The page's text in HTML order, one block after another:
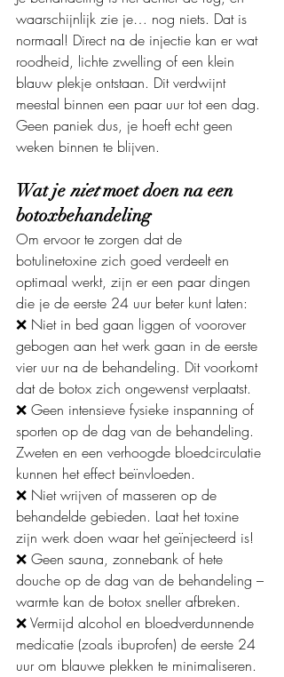
waarschijnlijk zie je… nog niets. Dat is
normaal! Direct na de injectie kan er wat
roodheid, lichte zwelling of een klein
blauw plekje ontstaan. Dit verdwijnt
meestal binnen een paar uur tot een dag.
Geen paniek dus, je hoeft echt geen
weken binnen te blijven.
Wat je niet moet doen na een
botoxbehandeling
Om ervoor te zorgen dat de
botulinetoxine zich goed verdeelt en
optimaal werkt, zijn er een paar dingen
die je de eerste 24 uur beter kunt laten:
❌ Niet in bed gaan liggen of voorover
gebogen aan het werk gaan in de eerste
vier uur na de behandeling. Dit voorkomt
dat de botox zich ongewenst verplaatst.
❌ Geen intensieve fysieke inspanning of
sporten op de dag van de behandeling.
Zweten en een verhoogde bloedcirculatie
kunnen het effect beïnvloeden.
❌ Niet wrijven of masseren op de
behandelde gebieden. Laat het toxine
zijn werk doen waar het geïnjecteerd is!
❌ Geen sauna, zonnebank of hete
douche op de dag van de behandeling –
warmte kan de botox sneller afbreken.
❌ Vermijd alcohol en bloedverdunnende
medicatie (zoals ibuprofen) de eerste 24
uur om blauwe plekken te minimaliseren.